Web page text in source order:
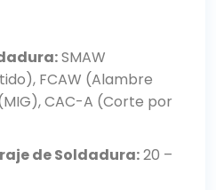
SMAW
FCAW (Alambre
CAC-A (Corte por
de Soldadura:20 –